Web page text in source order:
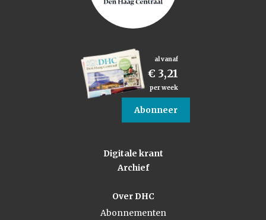
al vanaf
€ 3,21
per week
Abonneer
Digitale krant
Archief
Over DHC
Abonnementen